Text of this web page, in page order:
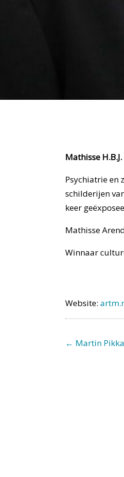
Mathisse
Psychiatrie en
schilderijen
keer
Mathisse
Winnaar
Website:
← Martin